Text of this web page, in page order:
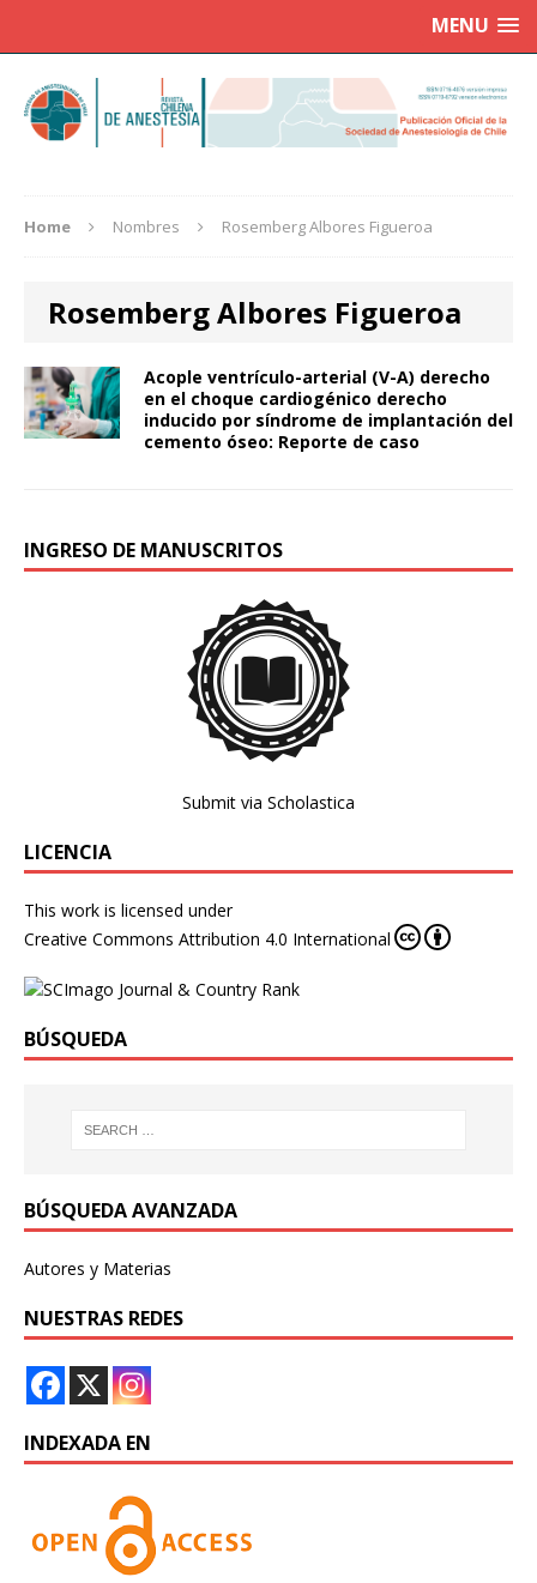
MENU
Home Nombres Rosemberg Albores Figueroa
Rosemberg Albores Figueroa
Acople ventrículo-arterial (V-A) derecho
en el choque cardiogénico derecho
inducido por síndrome de implantación del
cemento óseo: Reporte de caso
INGRESO DE MANUSCRITOS
Submit via Scholastica
LICENCIA
This work is licensed under
Creative Commons Attribution 4.0 International
BÚSQUEDA
BÚSQUEDA AVANZADA
Autores y Materias
NUESTRAS REDES
INDEXADA EN